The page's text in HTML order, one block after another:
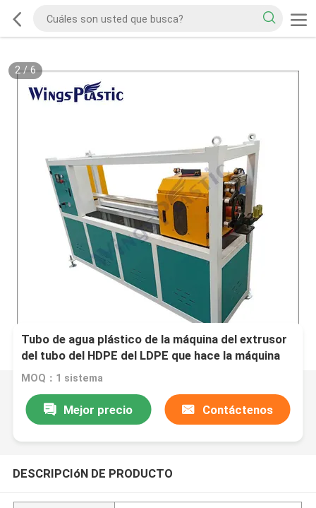
2/6
Tubo de agua plástico de la máquina del extrusor
del tubo del HDPE del LDPE que hace la máquina
MOQ：1 sistema
Mejor precio Contáctenos
DESCRIPCIóN DE PRODUCTO